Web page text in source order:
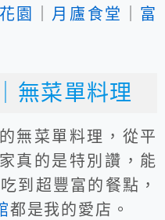
園 月廬食堂
富
無菜單料理
無菜單料理，從平
真的是特別讚，能
到超豐富的餐點，
都是我的愛店。